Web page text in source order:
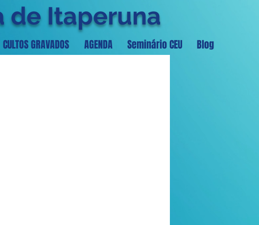
CULTOS GRAVADOS AGENDA Seminário CEU Blog
de Itaperuna